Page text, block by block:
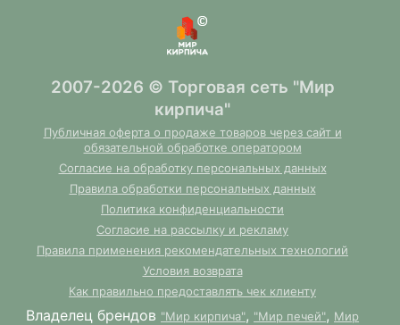
2007-2026 © Торговая сеть "Мир
кирпича"
Публичная оферта о продаже товаров через сайт и
обязательной обработке оператором
Согласие на обработку персональных данных
Правила обработки персональных данных
Политика конфиденциальности
Согласие на рассылку и рекламу
Правила применения рекомендательных технологий
Условия возврата
Как правильно предоставлять чек клиенту
Владелец брендов "Мир кирпича", "Мир печей", Мир